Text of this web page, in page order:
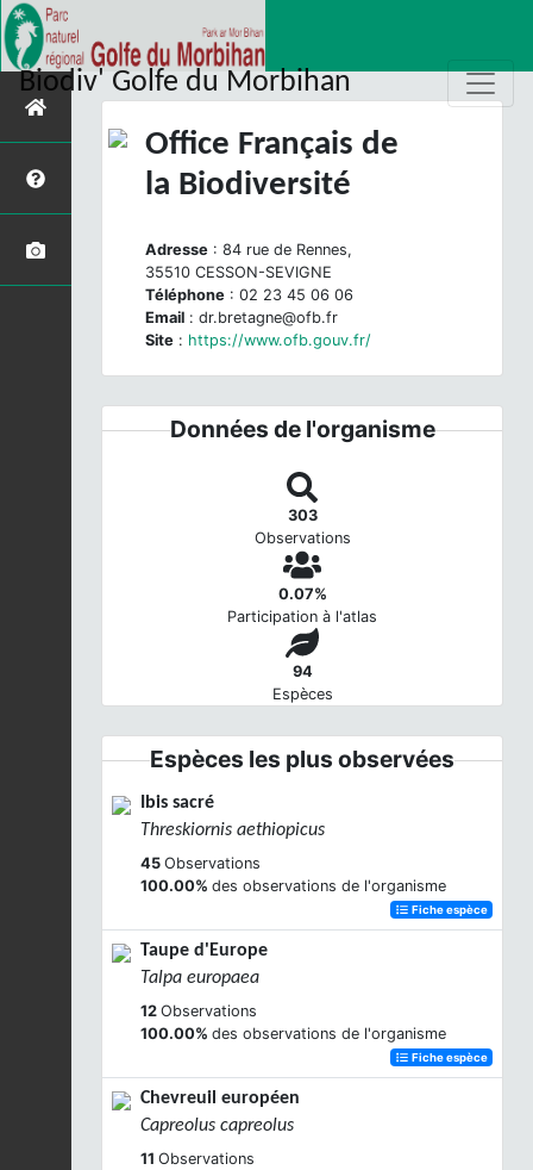
Biodiv' Golfe du Morbihan
Office Français de
la Biodiversité
Adresse : 84 rue de Rennes,
35510 CESSON-SEVIGNE
Téléphone : 02 23 45 06 06
Email : dr.bretagne@ofb.fr
Site : https://www.ofb.gouv.fr/
Données de l'organisme
303
Observations
0.07%
Participation à l'atlas
94
Espèces
Espèces les plus observées
Ibis sacré
Threskiornis aethiopicus
45 Observations
100.00% des observations de l'organisme
Fiche espèce
Taupe d'Europe
Talpa europaea
12 Observations
100.00% des observations de l'organisme
Fiche espèce
Chevreuil européen
Capreolus capreolus
11 Observations